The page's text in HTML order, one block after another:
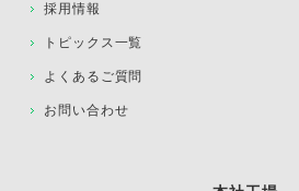
採用情報
トピックス一覧
よくあるご質問
お問い合わせ